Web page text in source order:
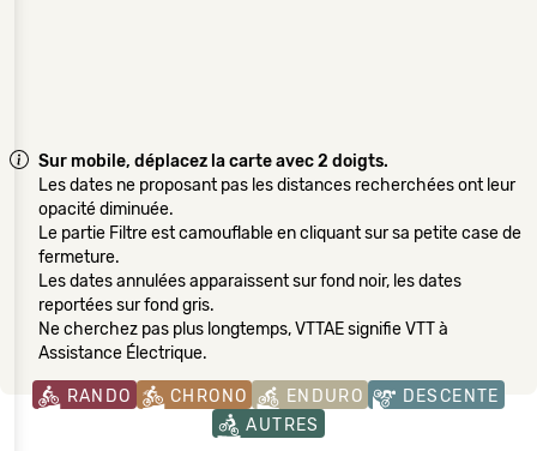
Sur mobile, déplacez la carte avec 2 doigts.
Les dates ne proposant pas les distances recherchées ont leur
opacité diminuée.
Le partie Filtre est camouflable en cliquant sur sa petite case de
fermeture.
Les dates annulées apparaissent sur fond noir, les dates
reportées sur fond gris.
Ne cherchez pas plus longtemps, VTTAE signifie VTT à
Assistance Électrique.
RANDO CHRONO ENDURO
DESCENTE
AUTRES